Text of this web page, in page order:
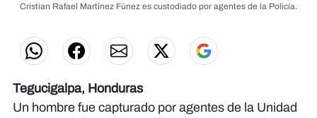
Cristian Rafael Martínez Fúnez es custodiado por agentes de la Policía.
Tegucigalpa, Honduras
Un hombre fue capturado por agentes de la Unidad